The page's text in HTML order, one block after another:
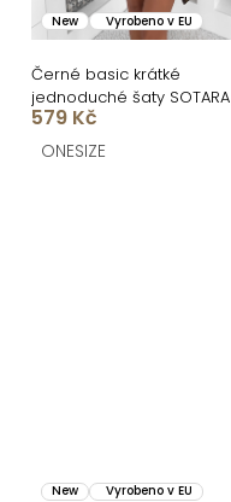
New Vyrobeno v EU
Černé basic krátké
jednoduché šaty SOTARA
579 Kč
ONESIZE
New Vyrobeno v EU